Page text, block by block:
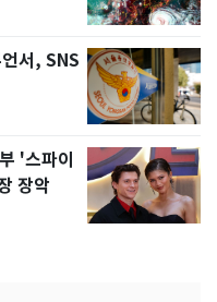
서, SNS
'스파이
장악